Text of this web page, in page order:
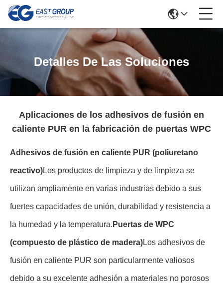
Detalles De Las Soluciones
Aplicaciones de los adhesivos de fusión en
caliente PUR en la fabricación de puertas WPC
Adhesivos de fusión en caliente PUR (poliuretano
reactivo)Los productos de limpieza y de limpieza se
utilizan ampliamente en varias industrias debido a sus
fuertes capacidades de unión, durabilidad y resistencia a
la humedad y la temperatura. Puertas de WPC
(compuesto de plástico de madera)Los adhesivos de
fusión en caliente PUR son particularmente valiosos
debido a su excelente adhesión a materiales no porosos